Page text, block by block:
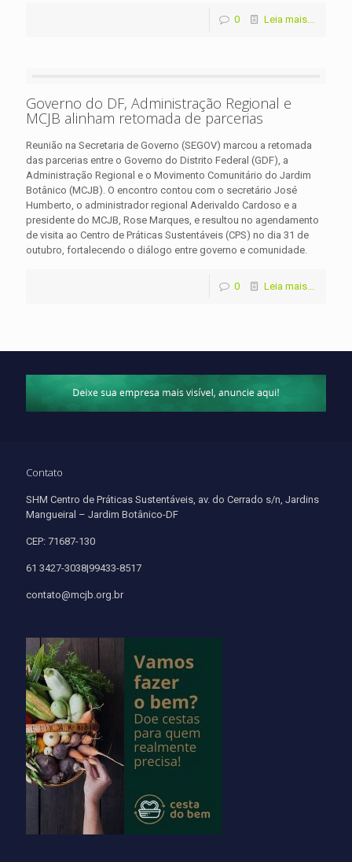
0 Leia mais...
Governo do DF, Administração Regional e
MCJB alinham retomada de parcerias
Reunião na Secretaria de Governo (SEGOV) marcou a retomada
das parcerias entre o Governo do Distrito Federal (GDF), a
Administração Regional e o Movimento Comunitário do Jardim
Botânico (MCJB). O encontro contou com o secretário José
Humberto, o administrador regional Aderivaldo Cardoso e a
presidente do MCJB, Rose Marques, e resultou no agendamento
de visita ao Centro de Práticas Sustentáveis (CPS) no dia 31 de
outubro, fortalecendo o diálogo entre governo e comunidade.
0 Leia mais...
Contato
SHM Centro de Práticas Sustentáveis, av. do Cerrado s/n, Jardins
Mangueiral – Jardim Botânico-DF
CEP: 71687-130
61 3427-3038|99433-8517
contato@mcjb.org.br